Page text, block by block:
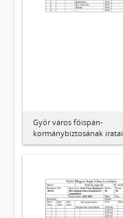
Győr város főispán-
kormánybiztosának iratai